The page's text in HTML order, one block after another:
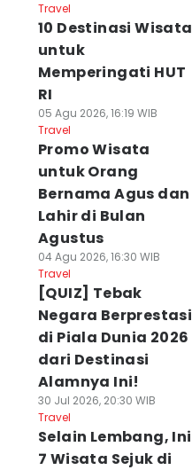
Travel
10 Destinasi Wisata
untuk
Memperingati HUT
RI
05 Agu 2026, 16:19 WIB
Travel
Promo Wisata
untuk Orang
Bernama Agus dan
Lahir di Bulan
Agustus
04 Agu 2026, 16:30 WIB
Travel
[QUIZ] Tebak
Negara Berprestasi
di Piala Dunia 2026
dari Destinasi
Alamnya Ini!
30 Jul 2026, 20:30 WIB
Travel
Selain Lembang, Ini
7 Wisata Sejuk di